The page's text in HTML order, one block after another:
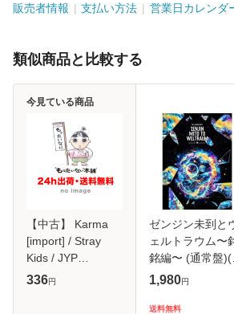
販売者情報 支払い方法 営業日カレンダ
類似商品と比較する
【中古】 Karma
[import] / Stray
Kids / JYP
Entertainment
336円
今見ている商品
ゼンジン未到と
ェルトラウム〜
銘編〜 (通常盤)(2
枚組) [DVD]
1,980円
送料無料